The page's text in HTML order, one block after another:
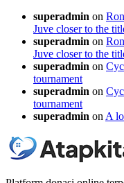
superadmin on
Juve closer to the
superadmin on
Juve closer to the
superadmin on
tournament
superadmin on
tournament
superadmin on A